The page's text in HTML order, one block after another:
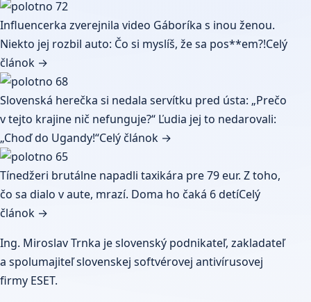
Influencerka zverejnila video Gáboríka s inou ženou.
Niekto jej rozbil auto: Čo si myslíš, že sa pos**em?!Celý
článok →
Slovenská herečka si nedala servítku pred ústa: „Prečo
v tejto krajine nič nefunguje?“ Ľudia jej to nedarovali:
„Choď do Ugandy!“Celý článok →
Tínedžeri brutálne napadli taxikára pre 79 eur. Z toho,
čo sa dialo v aute, mrazí. Doma ho čaká 6 detíCelý
článok →
Ing. Miroslav Trnka je slovenský podnikateľ, zakladateľ
a spolumajiteľ slovenskej softvérovej antivírusovej
firmy ESET.